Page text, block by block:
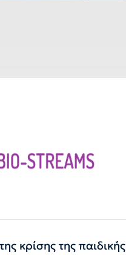
κρίσης της παιδικής